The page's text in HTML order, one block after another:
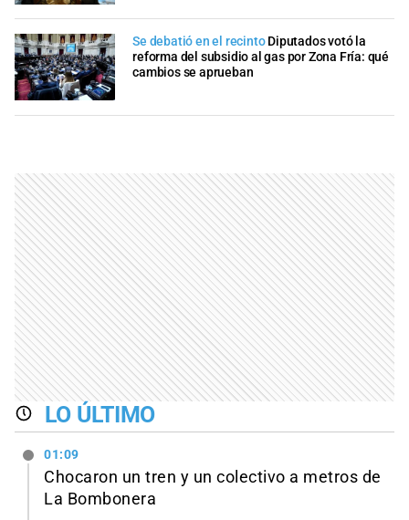
Se debatió en el recinto Diputados votó la
reforma del subsidio al gas por Zona Fría: qué
cambios se aprueban
LO ÚLTIMO
01:09
Chocaron un tren y un colectivo a metros de
La Bombonera